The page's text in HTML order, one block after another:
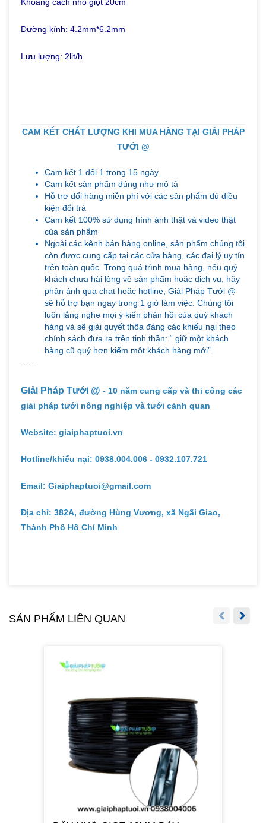
Khoảng cách nhỏ giọt 20cm
Đường kính: 4.2mm*6.2mm
Lưu lượng: 2lit/h
CAM KẾT CHẤT LƯỢNG KHI MUA HÀNG TẠI GIẢI PHÁP
TƯỚI @
Cam kết 1 đổi 1 trong 15 ngày
Cam kết sản phẩm đúng như mô tả
Hỗ trợ đổi hàng miễn phí với các sản phẩm đủ điều
kiện đổi trả
Cam kết 100% sử dụng hình ảnh thật và video thật
của sản phẩm
Ngoài các kênh bán hàng online, sản phẩm chúng tôi
còn được cung cấp tại các cửa hàng, các đại lý uy tín
trên toàn quốc. Trong quá trình mua hàng, nếu quý
khách chưa hài lòng về sản phẩm hoặc dịch vụ, hãy
phản ánh qua chat hoặc hotline, Giải Pháp Tưới @
sẽ hỗ trợ bạn ngay trong 1 giờ làm việc. Chúng tôi
luôn lắng nghe mọi ý kiến phản hồi của quý khách
hàng và sẽ giải quyết thõa đáng các khiếu nại theo
chính sách đưa ra trên tinh thần: “ giữ một khách
hàng cũ quý hơn kiếm một khách hàng mới”.
Giải Pháp Tưới @ - 10 năm cung cấp và thi công các
giải pháp tưới nông nghiệp và tưới cảnh quan
Website: giaiphaptuoi.vn
Hotline/khiếu nại: 0938.004.006 - 0932.107.721
Email: Giaiphaptuoi@gmail.com
Địa chỉ: 382A, đường Hùng Vương, xã Ngãi Giao,
Thành Phố Hồ Chí Minh
SẢN PHẨM LIÊN QUAN